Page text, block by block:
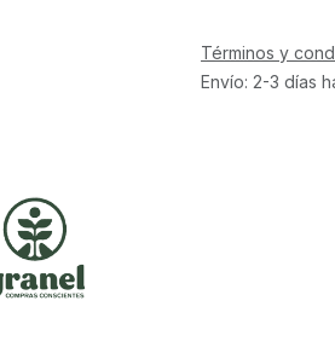
Términos y
Envío: 2-3 días